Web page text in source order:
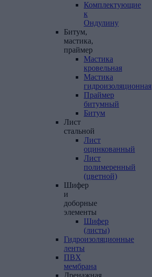
Комплектующие
к
Ондулину
Битум,
мастика,
праймер
Мастика
кровельная
Мастика
гидроизоляционная
Праймер
битумный
Битум
Лист
стальной
Лист
оцинкованный
Лист
полимеренный
(цветной)
Шифер
и
доборные
элементы
Шифер
(листы)
Гидроизоляционные
ленты
ПВХ
мембрана
Дренажная